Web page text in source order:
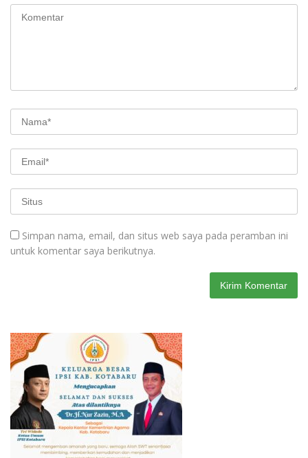
Simpan nama, email, dan situs web saya pada peramban ini
untuk komentar saya berikutnya.